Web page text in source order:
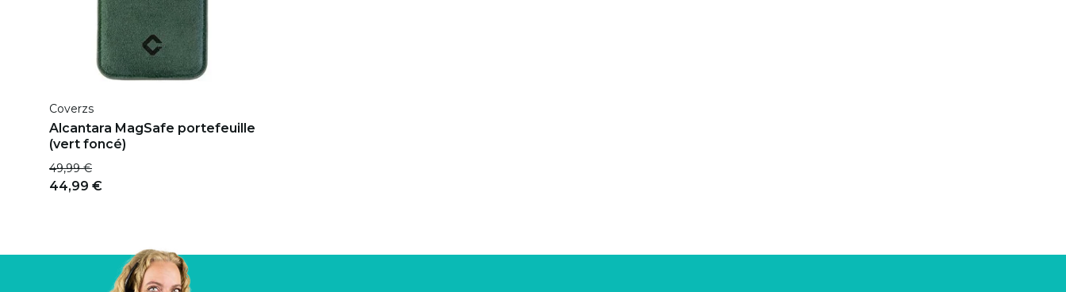
Coverzs
Alcantara MagSafe portefeuille
(vert foncé)
49,99 €
44,99 €